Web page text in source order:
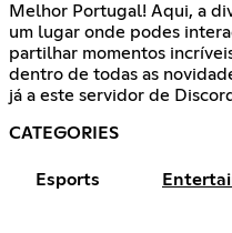
Melhor Portugal! Aqui, a
um lugar onde podes
partilhar momentos
dentro de todas as
já a este servidor de
CATEGORIES
Esports